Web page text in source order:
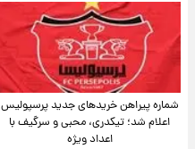
شماره پیراهن خریدهای جدید پرسپولیس
اعلام شد؛ تیکدری، محبی و سرگیف با
اعداد ویژه